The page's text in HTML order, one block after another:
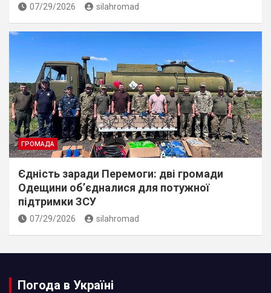
07/29/2026 silahromad
ГРОМАДА
Єдність заради Перемоги: дві громади
Одещини об’єдналися для потужної
підтримки ЗСУ
07/29/2026 silahromad
Погода в Україні